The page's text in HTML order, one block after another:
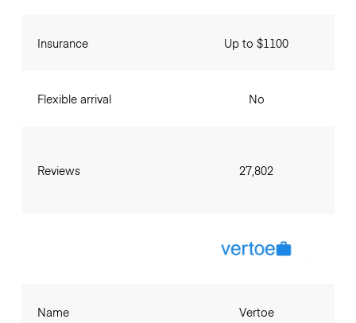
Insurance
Flexible arrival
Reviews
Up to $1100
No
27,802
Name Vertoe